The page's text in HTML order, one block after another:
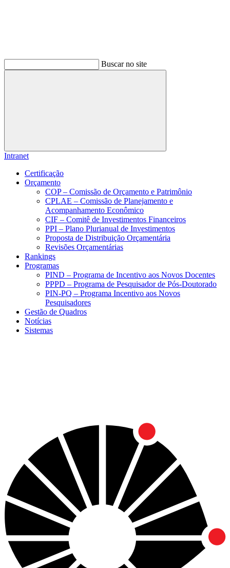
Buscar no site
Buscar
Intranet
Certificação
Orçamento
COP – Comissão de Orçamento e Patrimônio
CPLAE – Comissão de Planejamento e
Acompanhamento Econômico
CIF – Comitê de Investimentos Financeiros
PPI – Plano Plurianual de Investimentos
Proposta de Distribuição Orçamentária
Revisões Orçamentárias
Rankings
Programas
PIND – Programa de Incentivo aos Novos Docentes
PPPD – Programa de Pesquisador de Pós-Doutorado
PIN-PQ – Programa Incentivo aos Novos
Pesquisadores
Gestão de Quadros
Notícias
Sistemas